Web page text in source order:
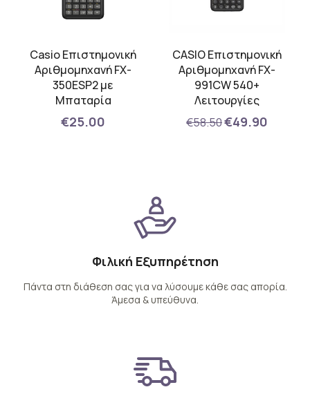
Casio Επιστημονική
Αριθμομηχανή FX-
350ESP2 με
Μπαταρία
€25.00
CASIO Επιστημονική
Αριθμομηχανή FX-
991CW 540+
Λειτουργίες
€58.50€49.90
Φιλική Εξυπηρέτηση
Πάντα στη διάθεση σας για να λύσουμε κάθε σας απορία.
Άμεσα & υπεύθυνα.